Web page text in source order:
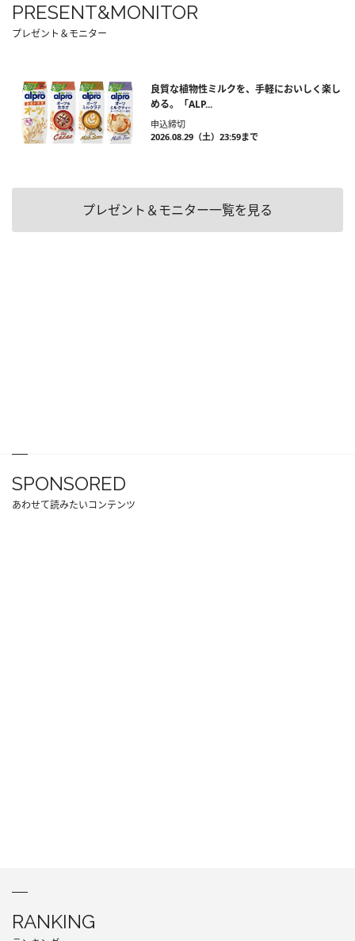
PRESENT&MONITOR
プレゼント＆モニター
良質な植物性ミルクを、手軽においしく楽し
める。「ALP...
申込締切
2026.08.29（土）23:59まで
プレゼント＆モニター一覧を見る
SPONSORED
あわせて読みたいコンテンツ
RANKING